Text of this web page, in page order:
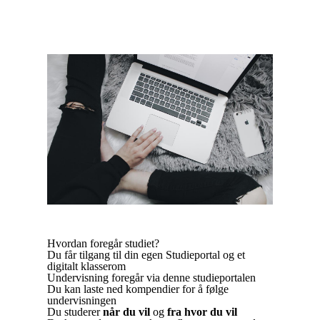
Hvordan foregår studiet?
Du får tilgang til din egen Studieportal og et
digitalt klasserom
Undervisning foregår via denne studieportalen
Du kan laste ned kompendier for å følge
undervisningen
Du studerernår du vil og fra hvor du vil